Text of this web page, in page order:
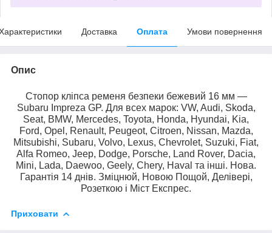
Доставка Оплата Умови повернення
Опис
Стопор кліпса ременя безпеки бежевий 16 мм —
Subaru Impreza GP. Для всех марок: VW, Audi, Skoda,
Seat, BMW, Mercedes, Toyota, Honda, Hyundai, Kia,
Ford, Opel, Renault, Peugeot, Citroen, Nissan, Mazda,
Mitsubishi, Subaru, Volvo, Lexus, Chevrolet, Suzuki, Fiat,
Alfa Romeo, Jeep, Dodge, Porsche, Land Rover, Dacia,
Mini, Lada, Daewoo, Geely, Chery, Haval та інші. Нова.
Гарантія 14 днів. Зміцнюй, Новою Пощой, Делівері,
Розеткою і Міст Експрес.
Приховати